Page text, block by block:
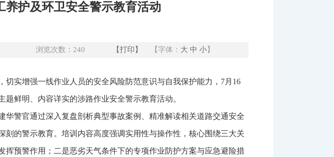
护及环卫安全警示教育活动
浏览次数： 240 【打印】 【字体： 大 中 小】
实增强一线作业人员的安全风险防范意识与自我保护能力，7月16
鲜明、内容详实的涉路作业安全警示教育活动。
警官通过深入复盘剖析典型事故案例、精准解读相关道路交通安全
的警示教育。培训内容高度强调实用性与操作性，核心围绕三大关
预警作用；二是恶劣天气条件下的专项作业防护方案与应急避险措